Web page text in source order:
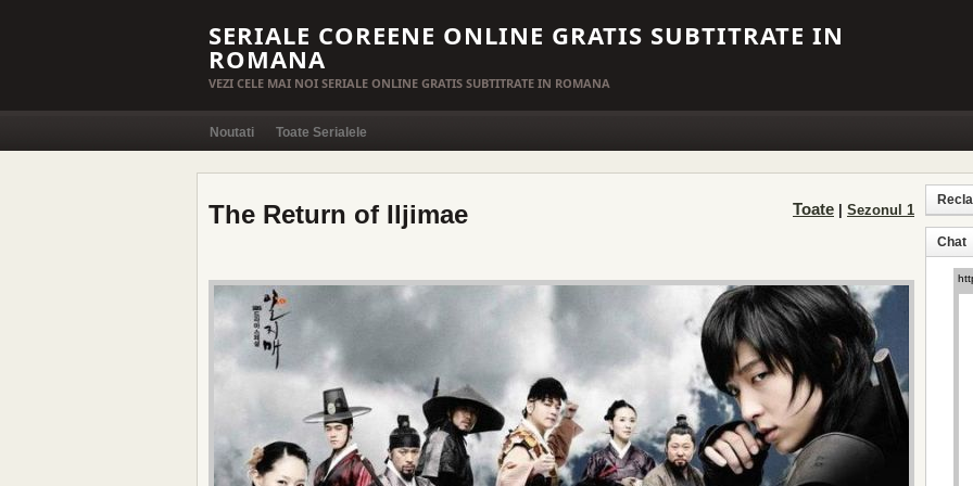
SERIALE COREENE ONLINE GRATIS SUBTITRATE IN
ROMANA
VEZI CELE MAI NOI SERIALE ONLINE GRATIS SUBTITRATE IN ROMANA
Noutati Toate Serialele
The Return of Iljimae Toate Sezonul 1
Chat